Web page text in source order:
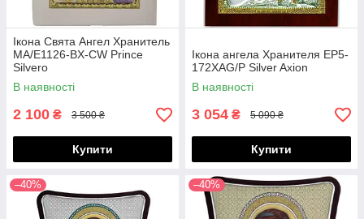
Ікона Свята Ангел Хранитель
MA/E1126-BX-CW Prince
Silvero
В наявності
2 100 ₴ 3 500 ₴
Купити
Ікона ангела Хранителя EP5-
172XAG/P Silver Axion
В наявності
3 054 ₴ 5 090 ₴
Купити
–40% –40%